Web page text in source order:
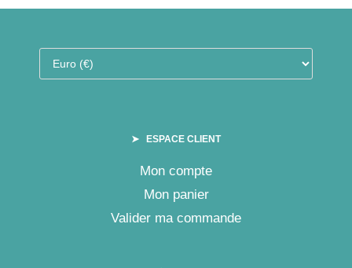
➤ ESPACE CLIENT
Mon compte
Mon panier
Valider ma commande